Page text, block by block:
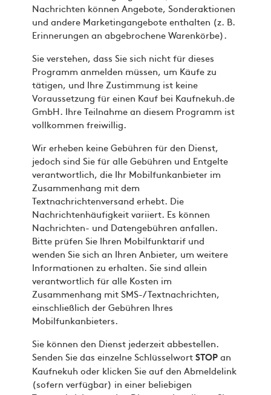
Nachrichten können Angebote, Sonderaktionen
und andere Marketingangebote enthalten (z. B.
Erinnerungen an abgebrochene Warenkörbe).
Sie verstehen, dass Sie sich nicht für dieses
Programm anmelden müssen, um Käufe zu
tätigen, und Ihre Zustimmung ist keine
Voraussetzung für einen Kauf bei Kaufnekuh.de
GmbH. Ihre Teilnahme an diesem Programm ist
vollkommen freiwillig.
Wir erheben keine Gebühren für den Dienst,
jedoch sind Sie für alle Gebühren und Entgelte
verantwortlich, die Ihr Mobilfunkanbieter im
Zusammenhang mit dem
Textnachrichtenversand erhebt. Die
Nachrichtenhäufigkeit variiert. Es können
Nachrichten- und Datengebühren anfallen.
Bitte prüfen Sie Ihren Mobilfunktarif und
wenden Sie sich an Ihren Anbieter, um weitere
Informationen zu erhalten. Sie sind allein
verantwortlich für alle Kosten im
Zusammenhang mit SMS-/Textnachrichten,
einschließlich der Gebühren Ihres
Mobilfunkanbieters.
Sie können den Dienst jederzeit abbestellen.
Senden Sie das einzelne Schlüsselwort STOPan
Kaufnekuh oder klicken Sie auf den Abmeldelink
(sofern verfügbar) in einer beliebigen